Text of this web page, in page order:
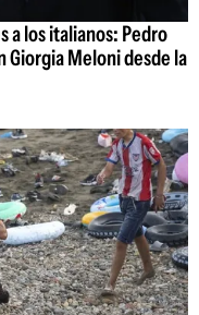
a los italianos: Pedro
Giorgia Meloni desde la